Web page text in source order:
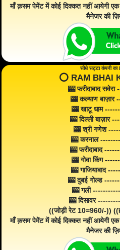
माँ क़सम पेमेंट में कोई दिक्कत नहीं आयेगी
मैनेजर की
सीधे सट्टा कंपनी का
⭕️ RAM BHAI
🎰 फरीदाबाद
🎰 कल्याण
🎰 खाटू धाम
🎰 दिल्ली बाज़ार
🎰 श्री गणेश
🎰 करनाल
🎰 फरीदाबाद
🎰 गोवा किंग
🎰 गाजियाबाद
🎰 दुबई गोल्ड
🎰 गली
🎰 दिसावर
((जोड़ी रेट 10=960/-))
माँ क़सम पेमेंट में कोई दिक्कत नहीं आयेगी
मैनेजर की